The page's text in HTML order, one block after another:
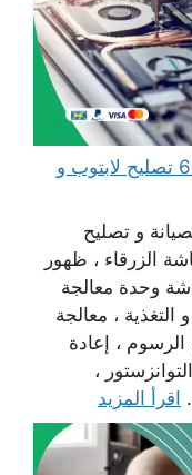
مهندس كمبيوتر الضباعية 65511033 تصليح لابتوب و
و تصليح
الزرقاء ، ظهور
وحدة معالجة
، معالجة
، إعادة
،
اقرأ المزيد